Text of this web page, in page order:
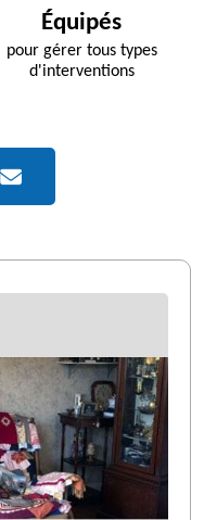
Équipés
pour gérer tous types
d'interventions